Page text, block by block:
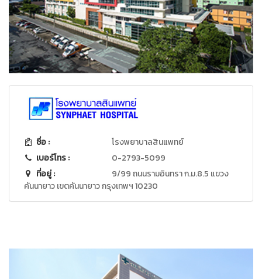
ชื่อ :
โรงพยาบาลสินแพทย์
เบอร์โทร :
0-2793-5099
ที่อยู่ :
9/99 ถนนรามอินทรา ก.ม.8.5 แขวง
คันนายาว เขตคันนายาว กรุงเทพฯ 10230